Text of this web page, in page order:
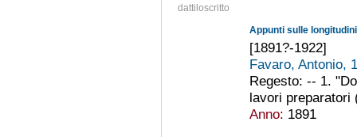
dattiloscritto
Appunti sulle longitudini
[1891?-1922]
Favaro, Antonio,
Regesto: -- 1.
lavori preparatori
Anno: 1891